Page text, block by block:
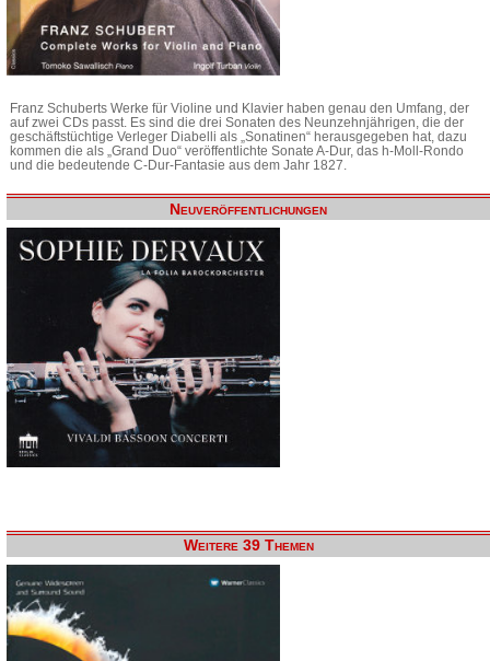
Franz Schuberts Werke für Violine und Klavier haben genau den Umfang, der
auf zwei CDs passt. Es sind die drei Sonaten des Neunzehnjährigen, die der
geschäftstüchtige Verleger Diabelli als „Sonatinen“ herausgegeben hat, dazu
kommen die als „Grand Duo“ veröffentlichte Sonate A-Dur, das h-Moll-Rondo
und die bedeutende C-Dur-Fantasie aus dem Jahr 1827.
Neuveröffentlichungen
Weitere 39 Themen